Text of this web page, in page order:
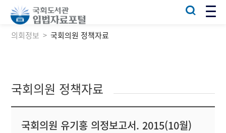
의회정보 국회의원 정책자료
국회의원 정책자료
국회의원 유기홍 의정보고서. 2015(10월)